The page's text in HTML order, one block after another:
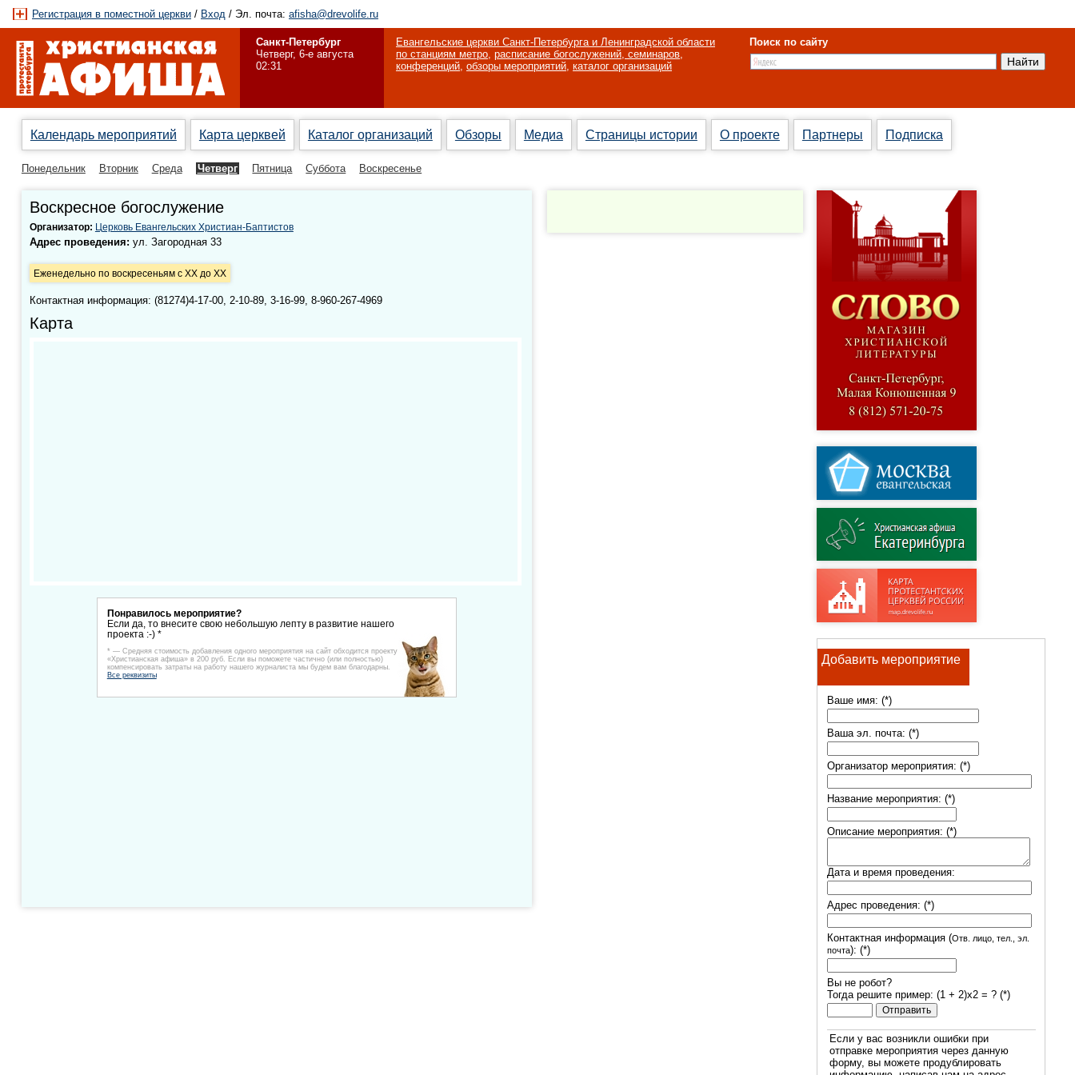
Регистрация в поместной церкви / Вход / Эл. почта: afisha@drevolife.ru
Санкт-Петербург
Четверг, 6-е августа
02:31
Евангельские церкви Санкт-Петербурга и Ленинградской области
по станциям метро, расписание богослужений, семинаров,
конференций, обзоры мероприятий, каталог организаций
Поиск по сайту
Календарь мероприятий Карта церквей Каталог организаций Обзоры Медиа Страницы истории О проекте Партнеры Подписка
Понедельник Вторник Среда Четверг Пятница Суббота Воскресенье
Воскресное богослужение
Организатор: Церковь Евангельских Христиан-Баптистов
Адрес проведения: ул. Загородная 33
Еженедельно по воскресеньям с XX до XX
Контактная информация: (81274)4-17-00, 2-10-89, 3-16-99, 8-960-267-4969
Карта
Понравилось мероприятие?
Если да, то внесите свою небольшую лепту в развитие нашего
проекта :-) *
* — Средняя стоимость добавления одного мероприятия на сайт обходится проекту
«Христианская афиша» в 200 руб. Если вы поможете частично (или полностью)
компенсировать затраты на работу нашего журналиста мы будем вам благодарны.
Все реквизиты
Добавить мероприятие
Ваше имя: (*)
Ваша эл. почта: (*)
Организатор мероприятия: (*)
Название мероприятия: (*)
Описание мероприятия: (*)
Дата и время проведения:
Адрес проведения: (*)
Контактная информация (Отв. лицо, тел., эл.
почта): (*)
Вы не робот?
Тогда решите пример: (1 + 2)х2 = ? (*)
Если у вас возникли ошибки при
отправке мероприятия через данную
форму, вы можете продублировать